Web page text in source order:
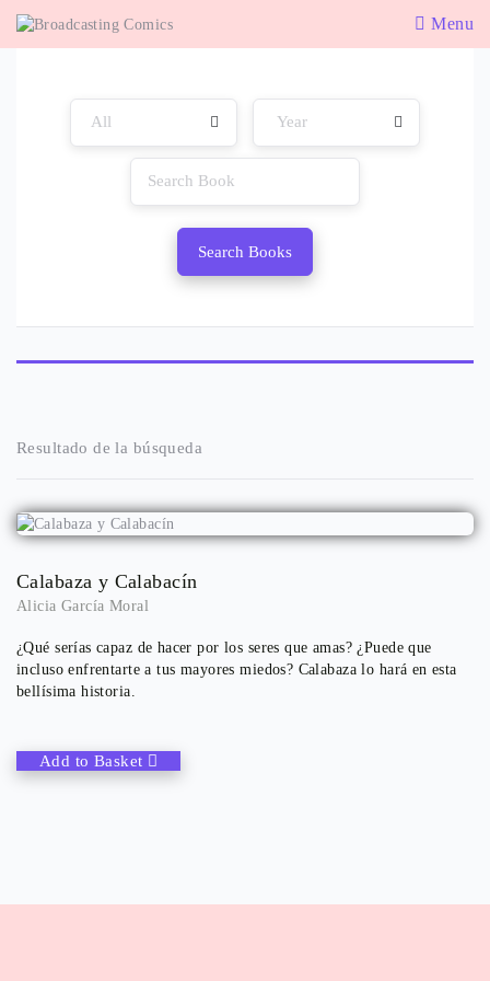
Menu
Search Books
Resultado de la búsqueda
Calabaza y Calabacín
Alicia García Moral
¿Qué serías capaz de hacer por los seres que amas? ¿Puede que
incluso enfrentarte a tus mayores miedos? Calabaza lo hará en esta
bellísima historia.
Add to Basket